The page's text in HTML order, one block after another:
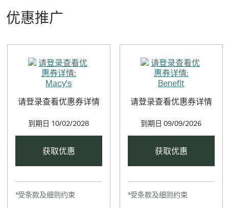
优惠推广
请登录查看优惠券详情
到期日 10/02/2028
获取优惠
*受条款及细则约束
请登录查看优惠券详情
到期日09/09/2026
获取优惠
*受条款及细则约束